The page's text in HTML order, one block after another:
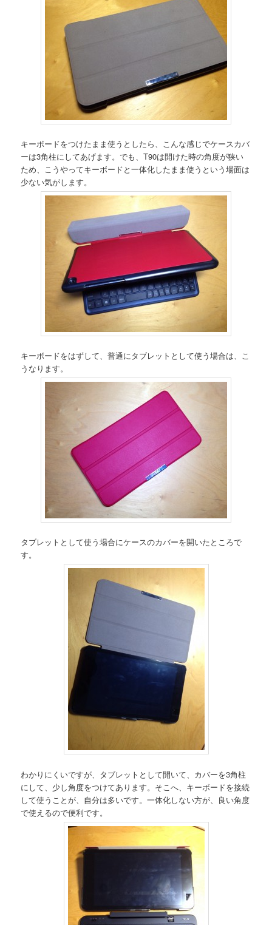
キーボードをつけたまま使うとしたら、こんな感じでケースカバ
ーは3角柱にしてあげます。でも、T90は開けた時の角度が狭い
ため、こうやってキーボードと一体化したまま使うという場面は
少ない気がします。
キーボードをはずして、普通にタブレットとして使う場合は、こ
うなります。
タブレットとして使う場合にケースのカバーを開いたところで
す。
わかりにくいですが、タブレットとして開いて、カバーを3角柱
にして、少し角度をつけてあります。そこへ、キーボードを接続
して使うことが、自分は多いです。一体化しない方が、良い角度
で使えるので便利です。